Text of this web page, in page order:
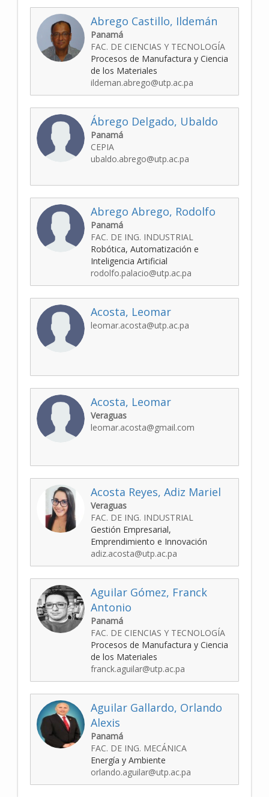
Abrego Castillo, Ildemán
Panamá
FAC. DE CIENCIAS Y TECNOLOGÍA
Procesos de Manufactura y Ciencia
de los Materiales
ildeman.abrego@utp.ac.pa
Ábrego Delgado, Ubaldo
Panamá
CEPIA
ubaldo.abrego@utp.ac.pa
Abrego Abrego, Rodolfo
Panamá
FAC. DE ING. INDUSTRIAL
Robótica, Automatización e
Inteligencia Artificial
rodolfo.palacio@utp.ac.pa
Acosta, Leomar
leomar.acosta@utp.ac.pa
Acosta, Leomar
Veraguas
leomar.acosta@gmail.com
Acosta Reyes, Adiz Mariel
Veraguas
FAC. DE ING. INDUSTRIAL
Gestión Empresarial,
Emprendimiento e Innovación
adiz.acosta@utp.ac.pa
Aguilar Gómez, Franck
Antonio
Panamá
FAC. DE CIENCIAS Y TECNOLOGÍA
Procesos de Manufactura y Ciencia
de los Materiales
franck.aguilar@utp.ac.pa
Aguilar Gallardo, Orlando
Alexis
Panamá
FAC. DE ING. MECÁNICA
Energía y Ambiente
orlando.aguilar@utp.ac.pa